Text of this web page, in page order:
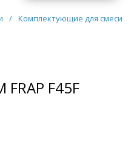
комнат
/ Комплектующие для
F45F